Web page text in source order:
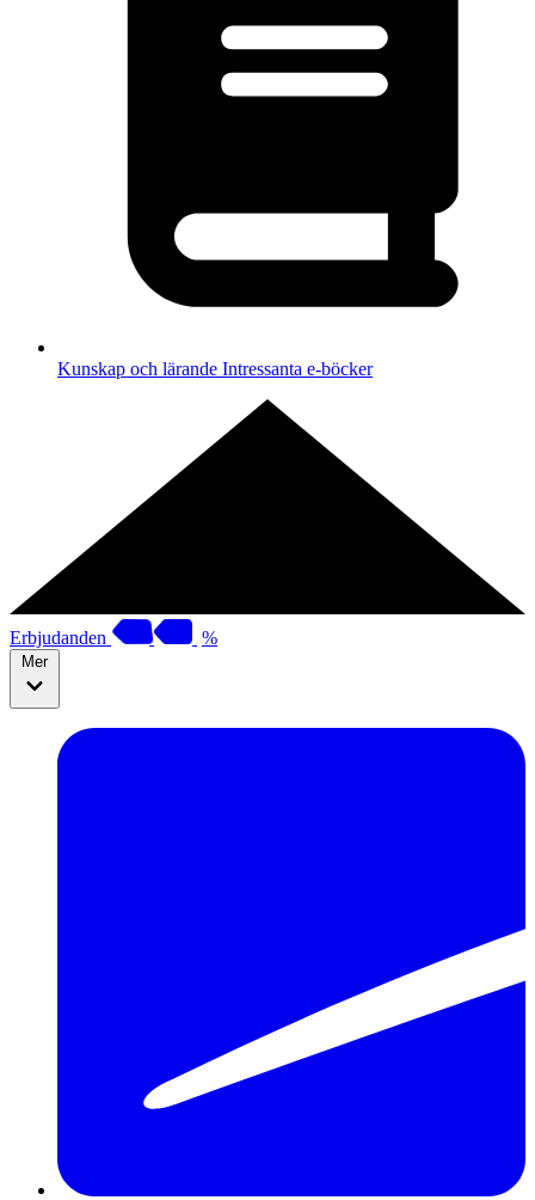
Kunskap och lärande Intressanta e-böcker
Erbjudanden %
Mer